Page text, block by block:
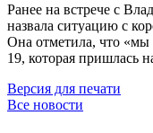
Ранее на встрече с
назвала ситуацию с
Она отметила, что
19, которая пришлась
Версия для печати
Все новости